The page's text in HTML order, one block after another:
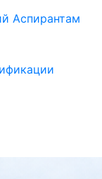
Аспирантам